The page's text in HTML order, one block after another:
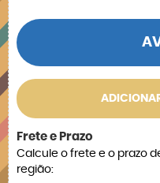
Frete e Prazo
Calcule o frete e o prazo
região: